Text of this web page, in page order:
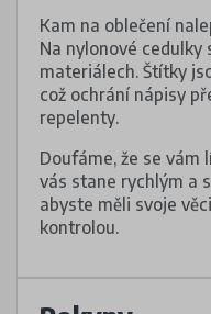
Kam na oblečení
Na nylonové cedulky
materiálech. Štítky
což ochrání nápisy
repelenty.
Doufáme, že se vám
vás stane rychlým a
abyste měli svoje
kontrolou.